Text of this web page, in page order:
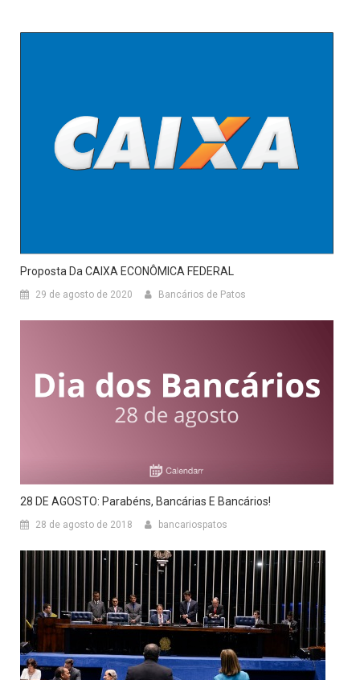
Proposta Da CAIXA ECONÔMICA FEDERAL
29 de agosto de 2020 Bancários de Patos
28 DE AGOSTO: Parabéns, Bancárias E Bancários!
28 de agosto de 2018 bancariospatos